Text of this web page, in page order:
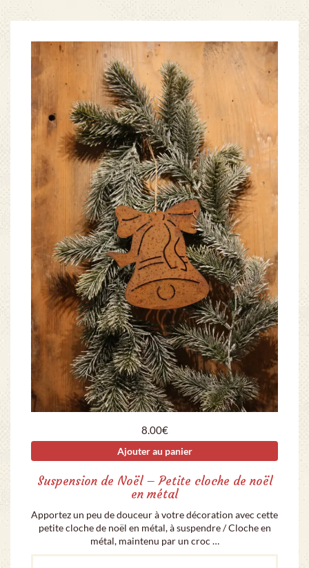
8.00€
Ajouter au panier
Suspension de Noël – Petite cloche de noël
en métal
Apportez un peu de douceur à votre décoration avec cette
petite cloche de noël en métal, à suspendre / Cloche en
métal, maintenu par un croc …